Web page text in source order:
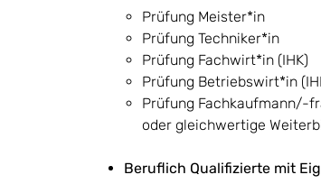
Prüfung Meister*in
Prüfung Techniker*in
Prüfung Fachwirt*in (IHK)
Prüfung Betriebswirt*in
Prüfung Fachkaufmann/-
oder gleichwertige
Beruflich Qualifizierte mit